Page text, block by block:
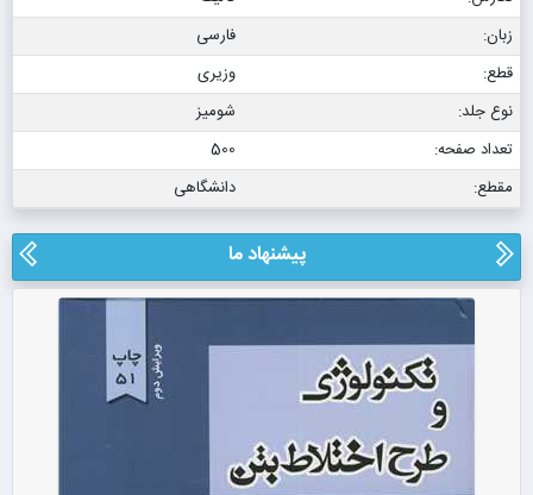
زبان:
فارسی
قطع:
وزیری
نوع جلد:
شومیز
تعداد صفحه:
500
مقطع:
دانشگاهی
پیشنهاد ما